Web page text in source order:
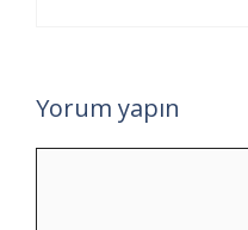
Yorum yapın